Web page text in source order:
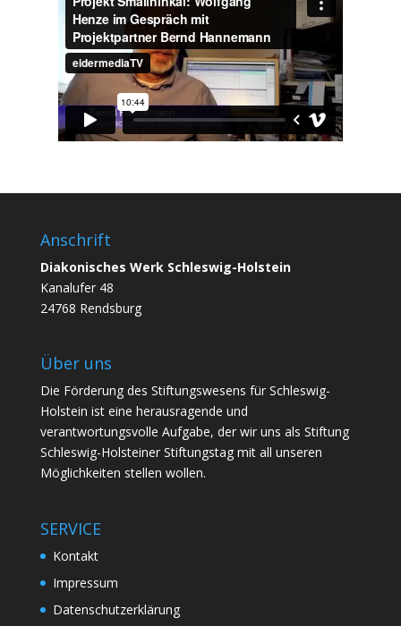
Anschrift
Diakonisches Werk Schleswig-Holstein
Kanalufer 48
24768 Rendsburg
Über uns
Die Förderung des Stiftungswesens für Schleswig-
Holstein ist eine herausragende und
verantwortungsvolle Aufgabe, der wir uns als Stiftung
Schleswig-Holsteiner Stiftungstag mit all unseren
Möglichkeiten stellen wollen.
SERVICE
Kontakt
Impressum
Datenschutzerklärung